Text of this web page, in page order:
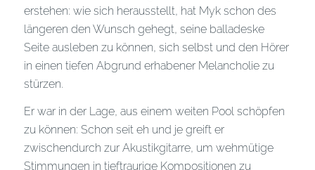
erstehen: wie sich herausstellt, hat Myk schon des
längeren den Wunsch gehegt, seine balladeske
Seite ausleben zu können, sich selbst und den Hörer
in einen tiefen Abgrund erhabener Melancholie zu
stürzen.
Er war in der Lage, aus einem weiten Pool schöpfen
zu können: Schon seit eh und je greift er
zwischendurch zur Akustikgitarre, um wehmütige
Stimmungen in tieftraurige Kompositionen zu